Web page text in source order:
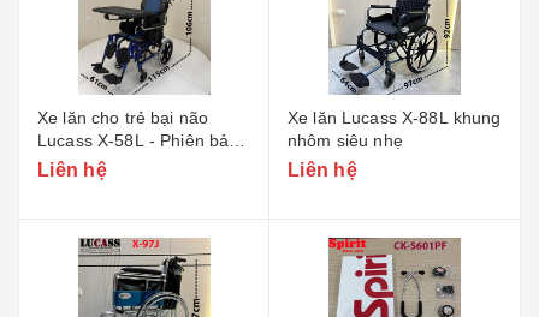
Xe lăn cho trẻ bại não
Lucass X-58L - Phiên bản
nhỏ
Liên hệ
Xe lăn Lucass X-88L khung
nhôm siêu nhẹ
Liên hệ